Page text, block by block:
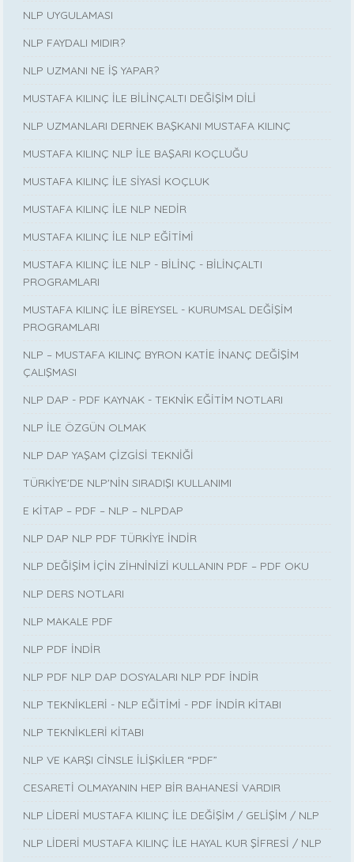
NLP UYGULAMASI
NLP FAYDALI MIDIR?
NLP UZMANI NE İŞ YAPAR?
MUSTAFA KILINÇ İLE BİLİNÇALTI DEĞİŞİM DİLİ
NLP UZMANLARI DERNEK BAŞKANI MUSTAFA KILINÇ
MUSTAFA KILINÇ NLP İLE BAŞARI KOÇLUĞU
MUSTAFA KILINÇ İLE SİYASİ KOÇLUK
MUSTAFA KILINÇ İLE NLP NEDİR
MUSTAFA KILINÇ İLE NLP EĞİTİMİ
MUSTAFA KILINÇ İLE NLP - BİLİNÇ - BİLİNÇALTI
PROGRAMLARI
MUSTAFA KILINÇ İLE BİREYSEL - KURUMSAL DEĞİŞİM
PROGRAMLARI
NLP – MUSTAFA KILINÇ BYRON KATİE İNANÇ DEĞİŞİM
ÇALIŞMASI
NLP DAP - PDF KAYNAK - TEKNİK EĞİTİM NOTLARI
NLP İLE ÖZGÜN OLMAK
NLP DAP YAŞAM ÇİZGİSİ TEKNİĞİ
TÜRKİYE'DE NLP'NİN SIRADIŞI KULLANIMI
E KİTAP – PDF – NLP – NLPDAP
NLP DAP NLP PDF TÜRKİYE İNDİR
NLP DEĞİŞİM İÇİN ZİHNİNİZİ KULLANIN PDF – PDF OKU
NLP DERS NOTLARI
NLP MAKALE PDF
NLP PDF İNDİR
NLP PDF NLP DAP DOSYALARI NLP PDF İNDİR
NLP TEKNİKLERİ - NLP EĞİTİMİ - PDF İNDİR KİTABI
NLP TEKNİKLERİ KİTABI
NLP VE KARŞI CİNSLE İLİŞKİLER “PDF”
CESARETİ OLMAYANIN HEP BİR BAHANESİ VARDIR
NLP LİDERİ MUSTAFA KILINÇ İLE DEĞİŞİM / GELİŞİM / NLP
NLP LİDERİ MUSTAFA KILINÇ İLE HAYAL KUR ŞİFRESİ / NLP